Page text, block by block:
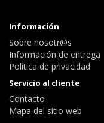
Información
Sobre nosotr@s
Información de entrega
Política de privacidad
Servicio al cliente
Contacto
Mapa del sitio web